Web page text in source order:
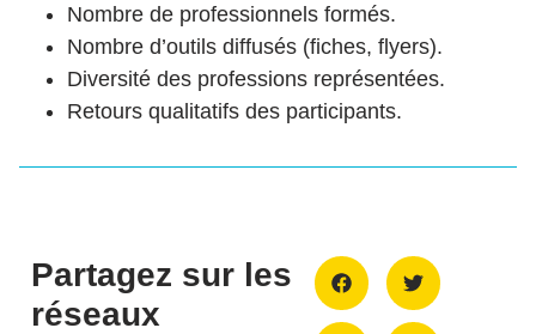
Nombre de professionnels formés.
Nombre d’outils diffusés (fiches, flyers).
Diversité des professions représentées.
Retours qualitatifs des participants.
Partagez sur les
réseaux